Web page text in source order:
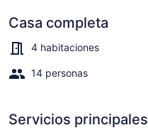
House
Hunters-
S228
Casa completa
4 habitaciones
14 personas
Servicios principales